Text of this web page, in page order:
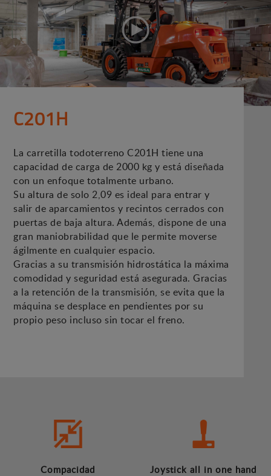
C201H
La carretilla todoterreno C201H tiene una
capacidad de carga de 2000 kg y está diseñada
con un enfoque totalmente urbano.
Su altura de solo 2,09 es ideal para entrar y
salir de aparcamientos y recintos cerrados con
puertas de baja altura. Además, dispone de una
gran maniobrabilidad que le permite moverse
ágilmente en cualquier espacio.
Gracias a su transmisión hidrostática la máxima
comodidad y seguridad está asegurada. Gracias
a la retención de la transmisión, se evita que la
máquina se desplace en pendientes por su
propio peso incluso sin tocar el freno.
Compacidad Joystick all in one hand